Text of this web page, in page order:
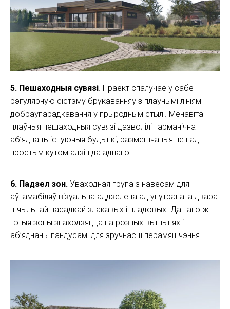
5. Пешаходныя сувязі. Праект спалучае ў сабе
рэгулярную сістэму брукаванняў з плаўнымі лініямі
добраўпарадкавання ў прыродным стылі. Менавіта
плаўныя пешаходныя сувязі дазволілі гарманічна
аб’яднаць існуючыя будынкі, размешчаныя не пад
простым кутом адзін да аднаго.
6. Падзел зон. Уваходная група з навесам для
аўтамабіляў візуальна аддзелена ад унутранага двара
шчыльнай пасадкай злакавых і пладовых. Да таго ж
гэтыя зоны знаходзяцца на розных вышынях і
аб’яднаны пандусамі для зручнасці перамяшчэння.